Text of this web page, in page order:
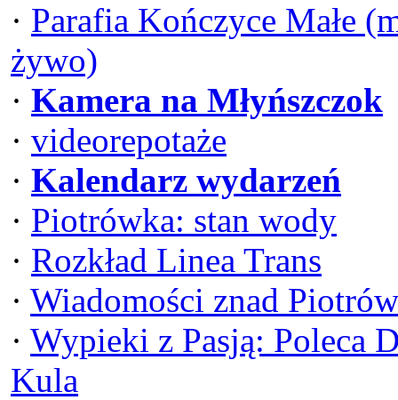
· Parafia Kończyce Małe
żywo)
· Kamera na Młyńszczok
· videorepotaże
· Kalendarz wydarzeń
· Piotrówka: stan wody
· Rozkład Linea Trans
· Wiadomości znad
· Wypieki z Pasją: Poleca
Kula